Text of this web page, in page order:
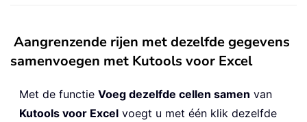
Aangrenzende rijen met dezelfde gegevens
samenvoegen met Kutools voor Excel
Met de functie Voeg dezelfde cellen samen van
Kutools voor Excel voegt u met één klik dezelfde